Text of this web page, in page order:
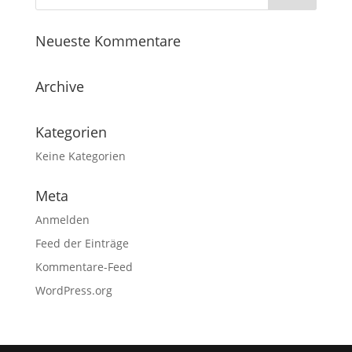
Neueste Kommentare
Archive
Kategorien
Keine Kategorien
Meta
Anmelden
Feed der Einträge
Kommentare-Feed
WordPress.org